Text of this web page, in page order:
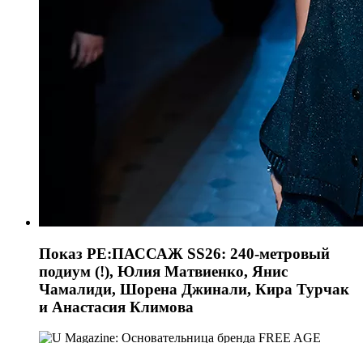
Показ РЕ:ПАССАЖ SS26: 240-метровый
подиум (!), Юлия Матвиенко, Янис
Чамалиди, Шорена Джинали, Кира Турчак
и Анастасия Климова